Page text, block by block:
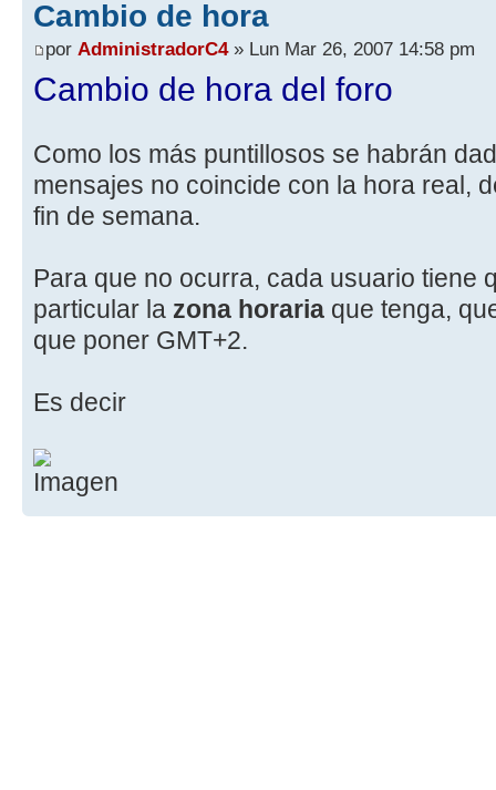
Cambio de hora
por AdministradorC4» Lun Mar 26, 2007 14:58 pm
Cambio de hora del foro
Como los más puntillosos se habrán
mensajes no coincide con la hora real,
fin de semana.
Para que no ocurra, cada usuario tiene
particular la zona horaria que tenga,
que poner GMT+2.
Es decir